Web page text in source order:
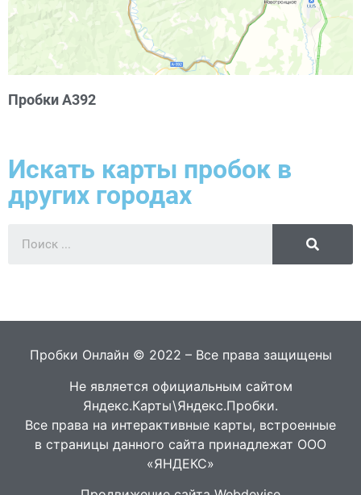
Пробки А392
Искать карты пробок в
других городах
Пробки Онлайн © 2022 – Все права защищены
Не является официальным сайтом
Яндекс.Карты\Яндекс.Пробки.
Все права на интерактивные карты, встроенные
в страницы данного сайта принадлежат ООО
«ЯНДЕКС»